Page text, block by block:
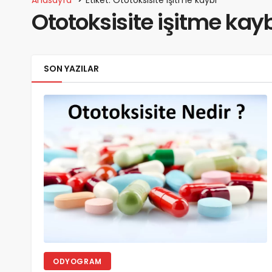
Ototoksisite işitme
SON YAZILAR
ODYOGRAM